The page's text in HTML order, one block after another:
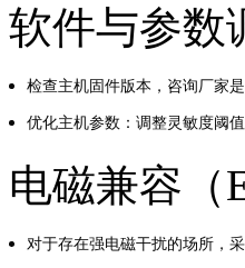
软件与参数
检查主机固件版本，咨询厂家
优化主机参数：调整灵敏度阈
电磁兼容（
对于存在强电磁干扰的场所，